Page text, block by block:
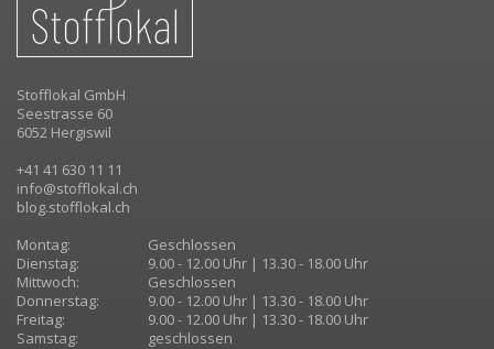
Stofflokal GmbH
Seestrasse 60
6052 Hergiswil
+41 41 630 11 11
info@stofflokal.ch
blog.stofflokal.ch
Montag:
Geschlossen
Dienstag:
9.00 - 12.00 Uhr | 13.30 - 18.00 Uhr
Mittwoch:
Geschlossen
Donnerstag:
9.00 - 12.00 Uhr | 13.30 - 18.00 Uhr
Freitag:
9.00 - 12.00 Uhr | 13.30 - 18.00 Uhr
Samstag:
geschlossen